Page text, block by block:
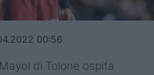
00:56
di Tolone ospita